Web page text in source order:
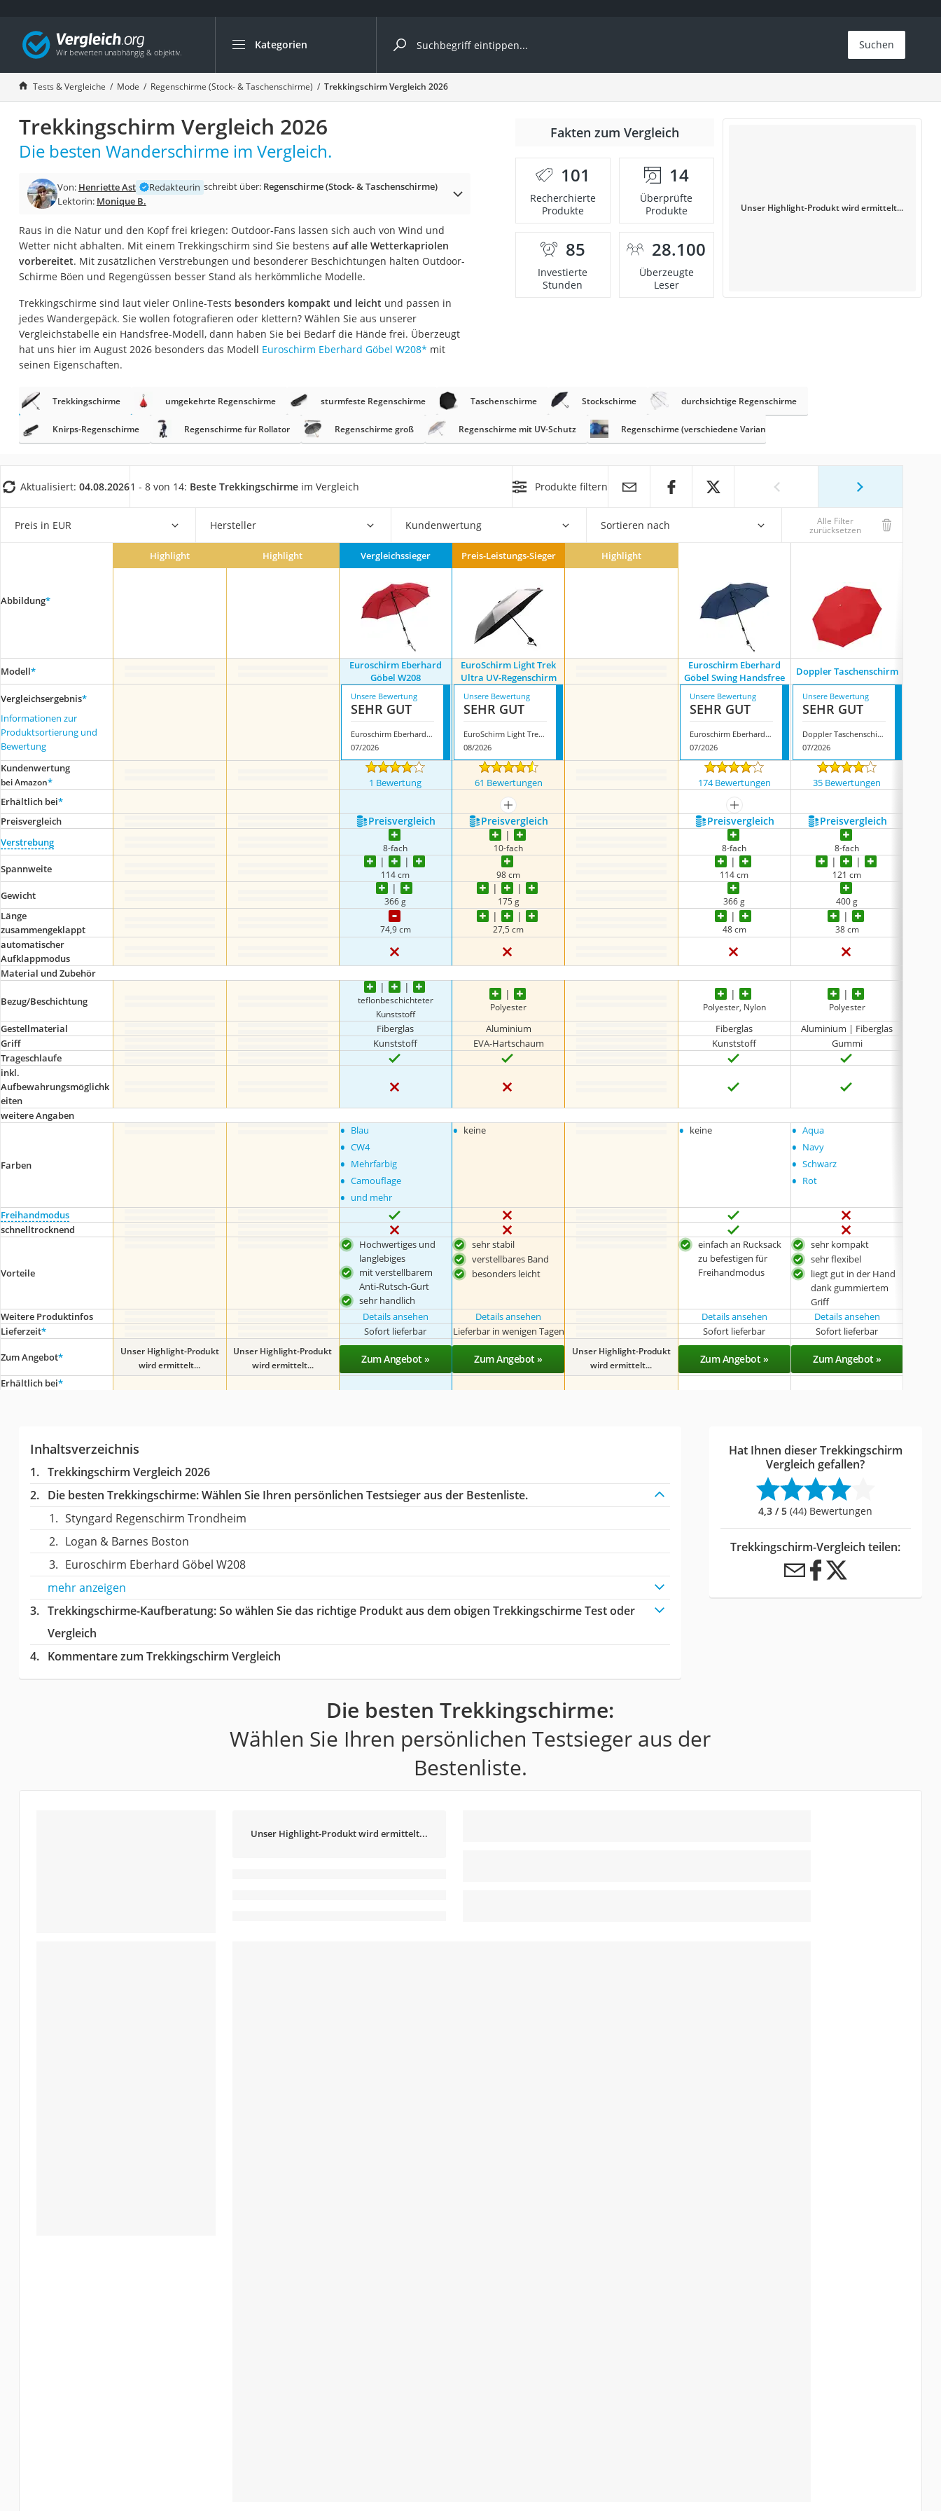
Kategorien
Die beliebtesten Vergleiche nach Kategorie
Mode
Boxershorts
Cellulite-Leggings
Herrensocken
Polarisierte Sonnenbrille
Hausschuhe Herren
Suunto-Uhr
Überzieh-Sonnenbrille
RFID-Blocker
Sneaker Herren
Geldbörse Herren
Knirps-Regenschirm
RFID-Schutzkarte
Motorradbrillen
Lederhose
Bademantel Herren
Gesundheitsschuhe
Service
Suchen
Tests & Vergleiche Mode Regenschirme (Stock- & Taschenschirme) Trekkingschirm Vergleich 2026
Trekkingschirm Vergleich 2026
Die besten Wanderschirme im Vergleich.
Von: Henriette Ast Redakteurin schreibt über: Regenschirme (Stock- & Taschenschirme)
Lektorin: Monique B.
Raus in die Natur und den Kopf frei kriegen: Outdoor-Fans lassen sich auch von Wind und
Wetter nicht abhalten. Mit einem Trekkingschirm sind Sie bestens auf alle Wetterkapriolen
vorbereitet. Mit zusätzlichen Verstrebungen und besonderer Beschichtungen halten Outdoor-
Schirme Böen und Regengüssen besser Stand als herkömmliche Modelle.
Trekkingschirme sind laut vieler Online-Tests besonders kompakt und leicht und passen in
jedes Wandergepäck. Sie wollen fotografieren oder klettern? Wählen Sie aus unserer
Vergleichstabelle ein Handsfree-Modell, dann haben Sie bei Bedarf die Hände frei. Überzeugt
hat uns hier im August 2026 besonders das Modell Euroschirm Eberhard Göbel W208* mit
seinen Eigenschaften.
Fakten zum Vergleich
101
Recherchierte
Produkte
14
Überprüfte
Produkte
85
Investierte
Stunden
28.100
Überzeugte
Leser
Unser Highlight-Produkt wird ermittelt...
Trekkingschirme umgekehrte Regenschirme sturmfeste Regenschirme Taschenschirme Stockschirme durchsichtige Regenschirme
Knirps-Regenschirme Regenschirme für Rollator Regenschirme groß Regenschirme mit UV-Schutz Regenschirme (verschiedene Varianten)
Aktualisiert: 04.08.20261 - 8 von 14: Beste Trekkingschirme im Vergleich Produkte filtern
Preis in EUR Hersteller Kundenwertung Sortieren nach Alle Filter
zurücksetzen
Abbildung*
Highlight Highlight Vergleichssieger Preis-Leistungs-Sieger Highlight
Modell*
Euroschirm Eberhard
Göbel W208
EuroSchirm Light Trek
Ultra UV-Regenschirm
Euroschirm Eberhard
Göbel Swing Handsfree
Doppler Taschenschirm
Vergleichsergebnis*
Informationen zur
Produktsortierung und
Bewertung
Unsere Bewertung
SEHR GUT
Euroschirm Eberhard Göbel W208
07/2026
Unsere Bewertung
SEHR GUT
EuroSchirm Light Trek Ultra UV-Regenschirm
08/2026
Unsere Bewertung
SEHR GUT
Euroschirm Eberhard Göbel Swing Handsfree
07/2026
Unsere Bewertung
SEHR GUT
Doppler Taschenschirm
07/2026
Kundenwertung
bei Amazon* 1 Bewertung 61 Bewertungen 174 Bewertungen 35 Bewertungen
Erhältlich bei*
mehr anzeigen
mehr anzeigen
Preis­vergleich
Preis­vergleich Preis­vergleich Preis­vergleich Preis­vergleich
Verstrebung 8-fach 10-fach 8-fach 8-fach
Spannweite 114 cm 98 cm 114 cm 121 cm
Gewicht 366 g 175 g 366 g 400 g
Länge
zusammengeklappt
74,9 cm 27,5 cm 48 cm 38 cm
automatischer
Aufklappmodus
Material und Zubehör
Bezug/Beschichtung
teflonbeschichteter
Kunststoff
Polyester Polyester, Nylon Polyester
Gestellmaterial Fiberglas Aluminium Fiberglas
Aluminium | Fiberglas
Griff
Kunststoff EVA-Hartschaum Kunststoff Gummi
Trageschlaufe
inkl.
Aufbewahrungsmöglichk
eiten
weitere Angaben
Farben
• Blau
• CW4
• Mehrfarbig
• Camouflage
• und mehr
• keine • keine • Aqua
• Navy
• Schwarz
• Rot
Freihandmodus
schnelltrocknend
Vorteile
Hochwertiges und
langlebiges
mit verstellbarem
Anti-Rutsch-Gurt
sehr handlich
sehr stabil
verstellbares Band
besonders leicht
einfach an Rucksack
zu befestigen für
Freihandmodus
sehr kompakt
sehr flexibel
liegt gut in der Hand
dank gummiertem
Griff
Weitere Produktinfos
Details ansehen Details ansehen Details ansehen Details ansehen
Lieferzeit* Sofort lieferbar Lieferbar in wenigen Tagen Sofort lieferbar Sofort lieferbar
Zum Angebot*
Unser Highlight-Produkt
wird ermittelt...
Unser Highlight-Produkt
wird ermittelt...
Zum Angebot » Zum Angebot »
Unser Highlight-Produkt
wird ermittelt...
Zum Angebot » Zum Angebot »
Erhältlich bei*
Inhaltsverzeichnis
Trekkingschirm Vergleich 2026
Die besten Trekkingschirme:Wählen Sie Ihren persönlichen Testsieger aus der Bestenliste.
Styngard Regenschirm Trondheim
Logan & Barnes Boston
Euroschirm Eberhard Göbel W208
mehr anzeigen
Trekkingschirme-Kaufberatung: So wählen Sie das richtige Produkt aus dem obigen Trekkingschirme Test oder
Vergleich
Kommentare zum Trekkingschirm Vergleich
Hat Ihnen dieser Trekkingschirm
Vergleich gefallen?
4,3 / 5 (44) Bewertungen
Trekkingschirm-Vergleich teilen:
Die besten Trekkingschirme:
Wählen Sie Ihren persönlichen Testsieger aus der
Bestenliste.
Unser Highlight-Produkt wird ermittelt...